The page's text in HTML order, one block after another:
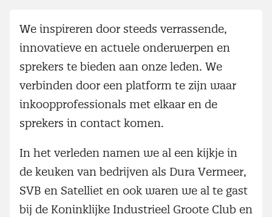
We inspireren door steeds verrassende,
innovatieve en actuele onderwerpen en
sprekers te bieden aan onze leden. We
verbinden door een platform te zijn waar
inkoopprofessionals met elkaar en de
sprekers in contact komen.
In het verleden namen we al een kijkje in
de keuken van bedrijven als Dura Vermeer,
SVB en Satelliet en ook waren we al te gast
bij de Koninklijke Industrieel Groote Club en